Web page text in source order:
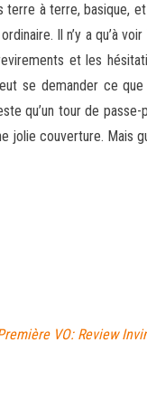
à terre, basique,
Il n’y a qu’à
et les
se demander ce
qu’un tour de passe-
jolie couverture. Mais
VO: Review